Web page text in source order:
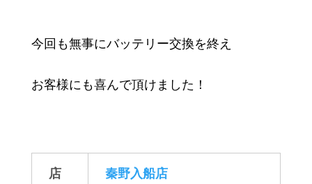
今回も無事にバッテリー交換を終え
お客様にも喜んで頂けました！
店 秦野入船店